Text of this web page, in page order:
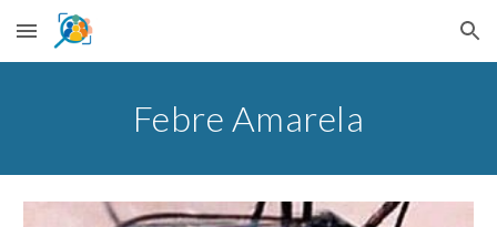
Skip to main content Skip to navigation
Febre Amarela